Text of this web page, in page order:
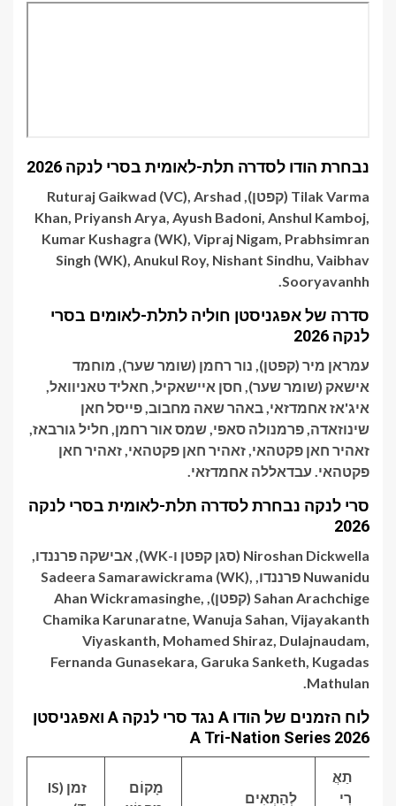
נבחרת הודו לסדרה תלת-לאומית בסרי לנקה 2026
Tilak Varma (קפטן), Ruturaj Gaikwad (VC), Arshad
Khan, Priyansh Arya, Ayush Badoni, Anshul Kamboj,
Kumar Kushagra (WK), Vipraj Nigam, Prabhsimran
Singh (WK), Anukul Roy, Nishant Sindhu, Vaibhav
Sooryavanhh.
סדרה של אפגניסטן חוליה לתלת-לאומים בסרי
לנקה 2026
עמראן מיר (קפטן), נור רחמן (שומר שער), מוחמד
אישאק (שומר שער), חסן איישאקיל, חאליד טאניוואל,
איג'אז אחמדזאי, באהר שאה מחבוב, פייסל חאן
שינוזאדה, פרמנולה סאפי, שמס אור רחמן, חליל גורבאז,
זאהיר חאן פקטהאי, זאהיר חאן פקטהאי, זאהיר חאן
פקטהאי. עבדאללה אחמדזאי.
סרי לנקה נבחרת לסדרה תלת-לאומית בסרי לנקה
2026
Niroshan Dickwella (סגן קפטן ו-WK), אבישקה פרננדו,
Nuwanidu פרננדו, Sadeera Samarawickrama (WK),
Sahan Arachchige (קפטן), Ahan Wickramasinghe,
Chamika Karunaratne, Wanuja Sahan, Vijayakanth
Viyaskanth, Mohamed Shiraz, Dulajnaudam,
Fernanda Gunasekara, Garuka Sanketh, Kugadas
Mathulan.
לוח הזמנים של הודו A נגד סרי לנקה A ואפגניסטן
A Tri-Nation Series 2026
תַאֲ
רִי
לְהַתְאִים
מָקוֹם
זמן (IS